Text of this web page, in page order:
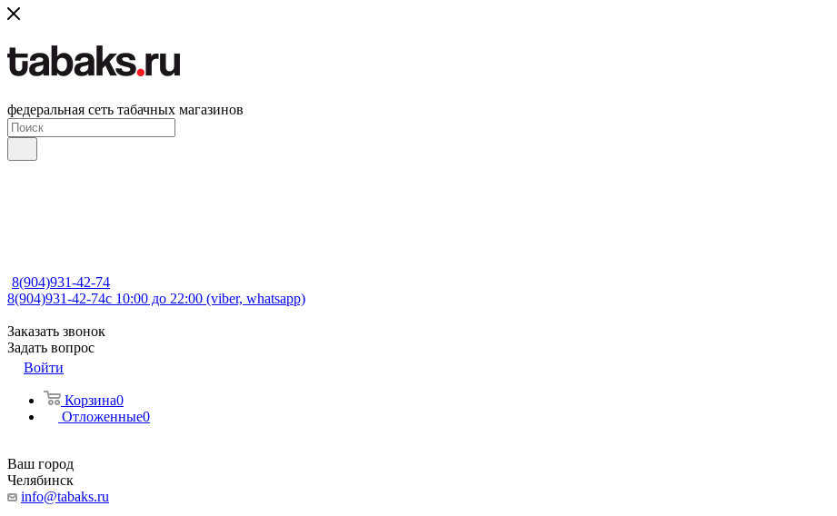
федеральная сеть табачных магазинов
8(904)931-42-74
8(904)931-42-74с 10:00 до 22:00 (viber, whatsapp)
Заказать звонок
Задать вопрос
Войти
Корзина0
Отложенные0
Ваш город
Челябинск
info@tabaks.ru